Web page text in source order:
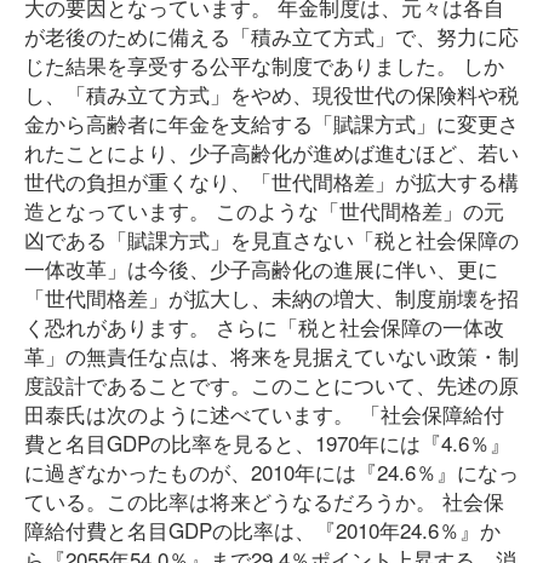
大の要因となっています。 年金制度は、元々は各自
が老後のために備える「積み立て方式」で、努力に応
じた結果を享受する公平な制度でありました。 しか
し、「積み立て方式」をやめ、現役世代の保険料や税
金から高齢者に年金を支給する「賦課方式」に変更さ
れたことにより、少子高齢化が進めば進むほど、若い
世代の負担が重くなり、「世代間格差」が拡大する構
造となっています。 このような「世代間格差」の元
凶である「賦課方式」を見直さない「税と社会保障の
一体改革」は今後、少子高齢化の進展に伴い、更に
「世代間格差」が拡大し、未納の増大、制度崩壊を招
く恐れがあります。 さらに「税と社会保障の一体改
革」の無責任な点は、将来を見据えていない政策・制
度設計であることです。このことについて、先述の原
田泰氏は次のように述べています。 「社会保障給付
費と名目GDPの比率を見ると、1970年には『4.6％』
に過ぎなかったものが、2010年には『24.6％』になっ
ている。この比率は将来どうなるだろうか。 社会保
障給付費と名目GDPの比率は、『2010年24.6％』か